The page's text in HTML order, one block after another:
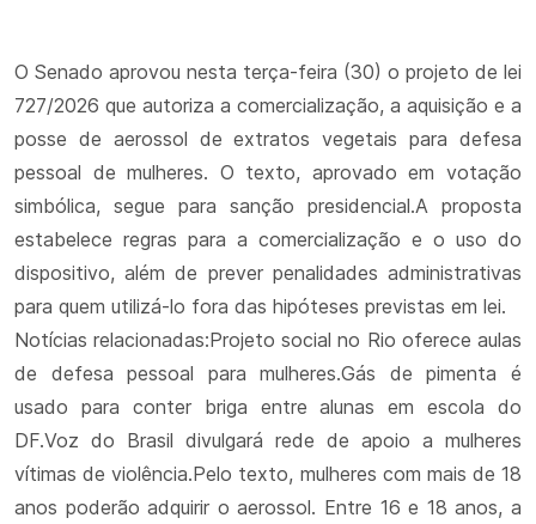
O Senado aprovou nesta terça-feira (30) o projeto de lei
727/2026 que autoriza a comercialização, a aquisição e a
posse de aerossol de extratos vegetais para defesa
pessoal de mulheres. O texto, aprovado em votação
simbólica, segue para sanção presidencial.A proposta
estabelece regras para a comercialização e o uso do
dispositivo, além de prever penalidades administrativas
para quem utilizá-lo fora das hipóteses previstas em lei.
Notícias relacionadas:Projeto social no Rio oferece aulas
de defesa pessoal para mulheres.Gás de pimenta é
usado para conter briga entre alunas em escola do
DF.Voz do Brasil divulgará rede de apoio a mulheres
vítimas de violência.Pelo texto, mulheres com mais de 18
anos poderão adquirir o aerossol. Entre 16 e 18 anos, a